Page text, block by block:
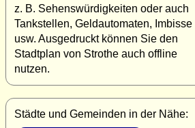
z. B. Sehenswürdigkeiten oder auch
Tankstellen, Geldautomaten, Imbisse
usw. Ausgedruckt können Sie den
Stadtplan von Strothe auch offline
nutzen.
Städte und Gemeinden in der Nähe: